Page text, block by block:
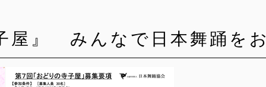
屋』 みんなで日本舞踊を